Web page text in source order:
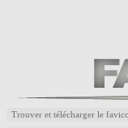
Trouver et télécharger le